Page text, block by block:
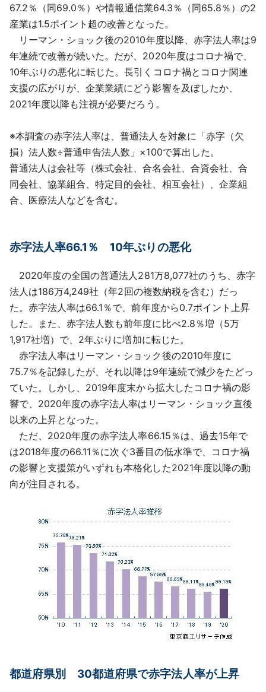
67.2％（同69.0％）や情報通信業64.3％（同65.8％）の2
産業は1.5ポイント超の改善となった。
リーマン・ショック後の2010年度以降、赤字法人率は9
年連続で改善が続いた。だが、2020年度はコロナ禍で、
10年ぶりの悪化に転じた。長引くコロナ禍とコロナ関連
支援の広がりが、企業業績にどう影響を及ぼしたか、
2021年度以降も注視が必要だろう。
※本調査の赤字法人率は、普通法人を対象に「赤字（欠
損）法人数÷普通申告法人数」×100で算出した。
普通法人は会社等（株式会社、合名会社、合資会社、合
同会社、協業組合、特定目的会社、相互会社）、企業組
合、医療法人などを含む。
赤字法人率66.1％ 10年ぶりの悪化
2020年度の全国の普通法人281万8,077社のうち、赤字
法人は186万4,249社（年2回の複数納税を含む）だっ
た。赤字法人率は66.1％で、前年度から0.7ポイント上昇
した。また、赤字法人数も前年度に比べ2.8％増（5万
1,917社増）で、2年ぶりに増加に転じた。
赤字法人率はリーマン・ショック後の2010年度に
75.7％を記録したが、それ以降は9年連続で減少をたどっ
ていた。しかし、2019年度末から拡大したコロナ禍の影
響で、2020年度の赤字法人率はリーマン・ショック直後
以来の上昇となった。
ただ、2020年度の赤字法人率66.15％は、過去15年で
は2018年度の66.11％に次ぐ3番目の低水準で、コロナ禍
の影響と支援策がいずれも本格化した2021年度以降の動
向が注目される。
都道府県別 30都道府県で赤字法人率が上昇